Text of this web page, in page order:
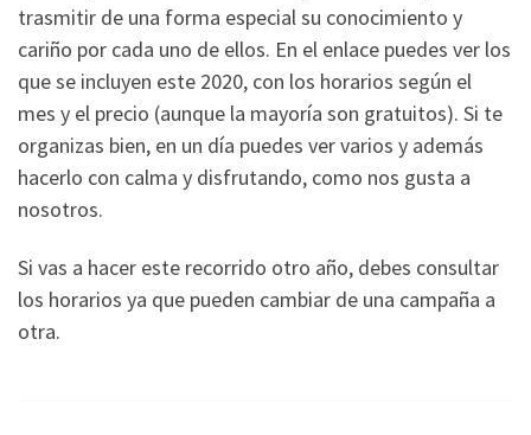
trasmitir de una forma especial su conocimiento y
cariño por cada uno de ellos. En el enlace puedes ver los
que se incluyen este 2020, con los horarios según el
mes y el precio (aunque la mayoría son gratuitos). Si te
organizas bien, en un día puedes ver varios y además
hacerlo con calma y disfrutando, como nos gusta a
nosotros.
Si vas a hacer este recorrido otro año, debes consultar
los horarios ya que pueden cambiar de una campaña a
otra.